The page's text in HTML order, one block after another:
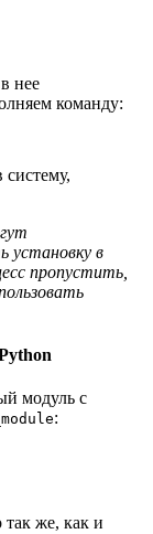
нее
команду:
установку в
пропустить,
модуль с
:
же, как и